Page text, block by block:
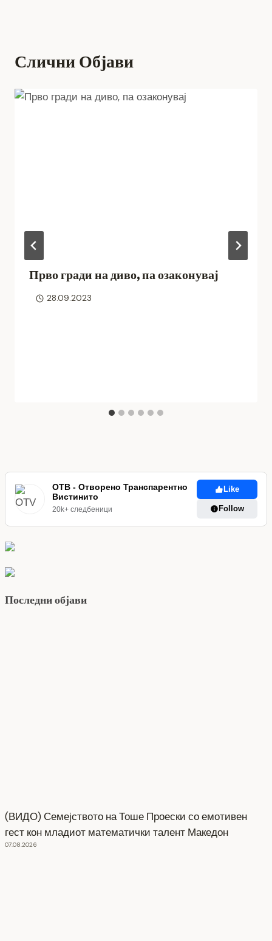
Слични Објави
Прво гради на диво, па озаконувај
28.09.2023
ОТВ - Отворено Транспарентно
Вистинито
20k+ следбеници
Like
Follow
Последни објави
(ВИДО) Семејството на Тоше Проески со емотивен
гест кон младиот математички талент Македон
07.08.2026